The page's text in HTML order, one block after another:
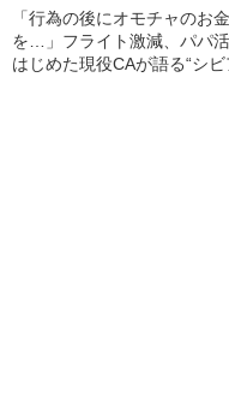
「行為の後にオモチャのお金
を…」フライト激減、パパ
はじめた現役CAが語る“シビ